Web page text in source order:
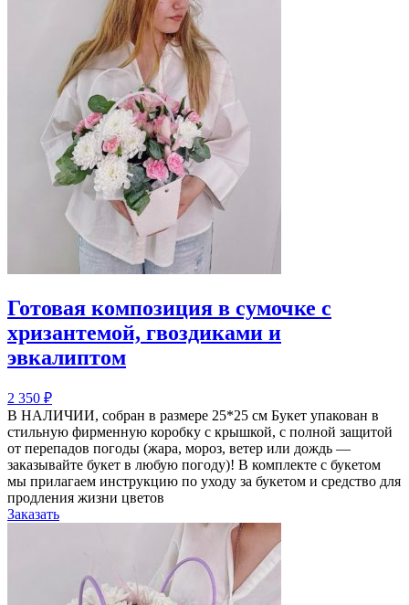
Готовая композиция в сумочке с
хризантемой, гвоздиками и
эвкалиптом
2 350 ₽
В НАЛИЧИИ, собран в размере 25*25 см Букет упакован в
стильную фирменную коробку с крышкой, с полной защитой
от перепадов погоды (жара, мороз, ветер или дождь —
заказывайте букет в любую погоду)! В комплекте с букетом
мы прилагаем инструкцию по уходу за букетом и средство для
продления жизни цветов
Заказать